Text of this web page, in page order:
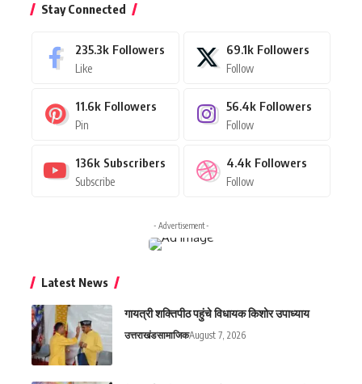
Stay Connected
235.3k Followers
Like
69.1k Followers
Follow
11.6k Followers
Pin
56.4k Followers
Follow
136k Subscribers
Subscribe
4.4k Followers
Follow
- Advertisement -
Latest News
गायत्री शक्तिपीठ पहुंचे विधायक किशोर उपाध्याय
उत्तराखंडसामाजिकAugust 7, 2026